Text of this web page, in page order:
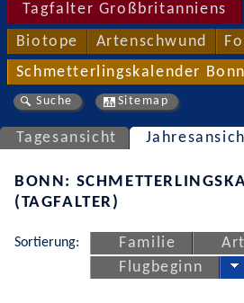
Tagfalter Großbritanniens
Biotope Artenschwund
Schmetterlingskalender Bonn
Suche Sitemap
Tagesansicht
BONN:
(TAGFALTER)
Sortierung: Familie Art
Flugbeginn